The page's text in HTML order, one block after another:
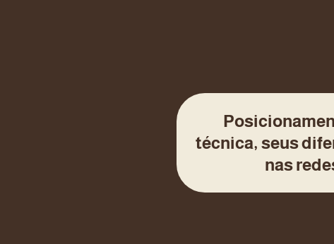
técnica, seus
nas